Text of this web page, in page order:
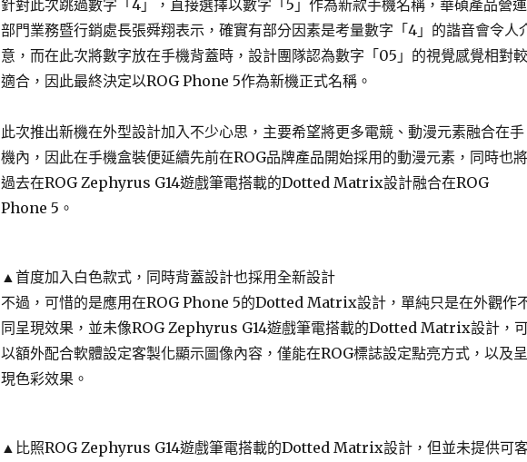
針對此次跳過數字「4」，直接選擇以數字「5」作為新款手機名稱，華碩產品營運
部門業務暨行銷處長張舜翔表示，確實有部分因素是考量數字「4」的諧音會令人
意，而在此次將數字放在手機背蓋時，設計團隊認為數字「05」的視覺感覺相對較
適合，因此最終決定以ROG Phone 5作為新機正式名稱。
此次推出新機在外型設計加入不少心思，主要希望將更多電競、動漫元素融合在手
機內，因此在手機盒裝便延續先前在ROG品牌產品開始採用的動漫元素，同時也將
過去在ROG Zephyrus G14遊戲筆電搭載的Dotted Matrix設計融合在ROG
Phone 5。
▲首度加入白色款式，同時背蓋設計也採用全新設計
不過，可惜的是應用在ROG Phone 5的Dotted Matrix設計，單純只是在外觀作
同呈現效果，並未像ROG Zephyrus G14遊戲筆電搭載的Dotted Matrix設計，
以額外配合軟體設定客製化顯示圖像內容，僅能在ROG標誌設定點亮方式，以及呈
現色彩效果。
▲比照ROG Zephyrus G14遊戲筆電搭載的Dotted Matrix設計，但並未提供可